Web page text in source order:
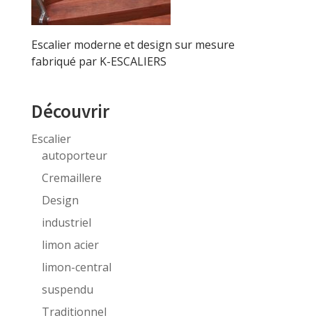
Escalier moderne et design sur mesure
fabriqué par K-ESCALIERS
Découvrir
Escalier
autoporteur
Cremaillere
Design
industriel
limon acier
limon-central
suspendu
Traditionnel